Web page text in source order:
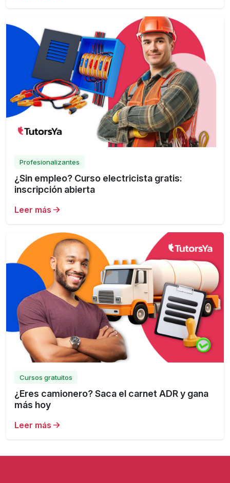
Profesionalizantes
¿Sin empleo? Curso electricista gratis:
inscripción abierta
Leer más
Cursos gratuitos
¿Eres camionero? Saca el carnet ADR y gana
más hoy
Leer más